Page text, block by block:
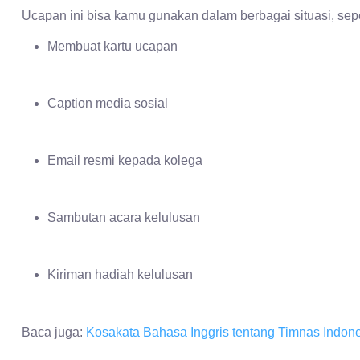
Ucapan ini bisa kamu gunakan dalam berbagai situasi,
Membuat kartu ucapan
Caption media sosial
Email resmi kepada kolega
Sambutan acara kelulusan
Kiriman hadiah kelulusan
Baca juga: Kosakata Bahasa Inggris tentang Timnas